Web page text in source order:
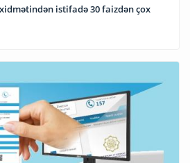
istifadə 30 faizdən çox